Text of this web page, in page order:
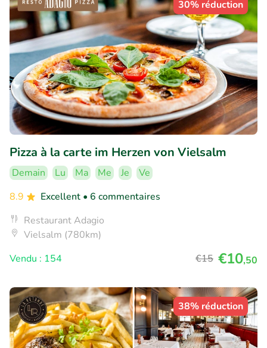
30% réduction
Pizza à la carte im Herzen von Vielsalm
Demain Lu Ma Me Je
Ve
8.9
Excellent • 6 commentaires
Restaurant Adagio
Vielsalm (780km)
Vendu : 154
€15 €10,50
38% réduction